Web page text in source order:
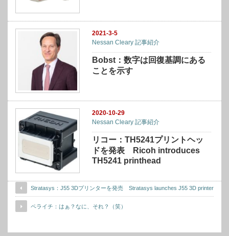
2021-3-5
Nessan Cleary 記事紹介
Bobst：数字は回復基調にある
ことを示す
2020-10-29
Nessan Cleary 記事紹介
リコー：TH5241プリントヘッ
ドを発表 Ricoh introduces
TH5241 printhead
Stratasys：J55 3Dプリンターを発売 Stratasys launches J55 3D printer
ペライチ：はぁ？なに、それ？（笑）